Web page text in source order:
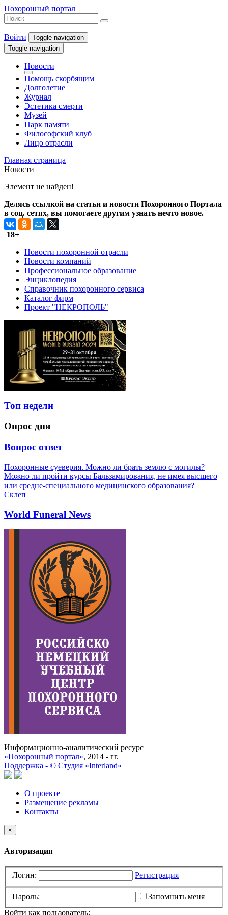
Похоронный портал
Войти
Toggle navigation
Toggle navigation
Новости
Помощь скорбящим
Долголетие
Журнал
Эстетика смерти
Музей
Парк памяти
Философский клуб
Лицо отрасли
Главная страница
Новости
Элемент не найден!
Делясь ссылкой на статьи и новости Похоронного Портала
в соц. сетях, вы помогаете другим узнать нечто новое.
18+
Новости похоронной отрасли
Новости компаний
Профессиональное образование
Энциклопедия
Справочник похоронного сервиса
Каталог фирм
Проект "НЕКРОПОЛЬ"
Топ недели
Опрос дня
Вопрос ответ
Похоронные суеверия. Можно ли брать землю с могилы?
Можно ли пройти курсы Бальзамирования, не имея высшего
или средне-специального медицинского образования?
Склеп
World Funeral News
Информационно-аналитический ресурс
«Похоронный портал», 2014 - гг.
Поддержка - © Cтудия «Interland»
О проекте
Размещение рекламы
Контакты
×
Авторизация
Логин: Регистрация
Пароль:
Запомнить меня
Войти как пользователь: